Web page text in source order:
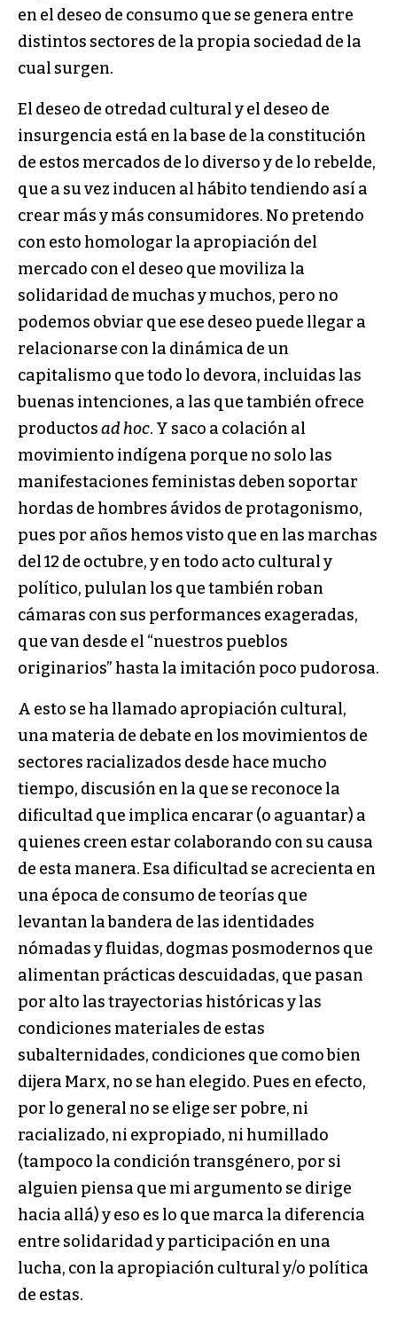
en el deseo de consumo que se genera entre
distintos sectores de la propia sociedad de la
cual surgen.
El deseo de otredad cultural y el deseo de
insurgencia está en la base de la constitución
de estos mercados de lo diverso y de lo rebelde,
que a su vez inducen al hábito tendiendo así a
crear más y más consumidores. No pretendo
con esto homologar la apropiación del
mercado con el deseo que moviliza la
solidaridad de muchas y muchos, pero no
podemos obviar que ese deseo puede llegar a
relacionarse con la dinámica de un
capitalismo que todo lo devora, incluidas las
buenas intenciones, a las que también ofrece
productosad hoc. Y saco a colación al
movimiento indígena porque no solo las
manifestaciones feministas deben soportar
hordas de hombres ávidos de protagonismo,
pues por años hemos visto que en las marchas
del 12 de octubre, y en todo acto cultural y
político, pululan los que también roban
cámaras con sus performances exageradas,
que van desde el “nuestros pueblos
originarios” hasta la imitación poco pudorosa.
A esto se ha llamado apropiación cultural,
una materia de debate en los movimientos de
sectores racializados desde hace mucho
tiempo, discusión en la que se reconoce la
dificultad que implica encarar (o aguantar) a
quienes creen estar colaborando con su causa
de esta manera. Esa dificultad se acrecienta en
una época de consumo de teorías que
levantan la bandera de las identidades
nómadas y fluidas, dogmas posmodernos que
alimentan prácticas descuidadas, que pasan
por alto las trayectorias históricas y las
condiciones materiales de estas
subalternidades, condiciones que como bien
dijera Marx, no se han elegido. Pues en efecto,
por lo general no se elige ser pobre, ni
racializado, ni expropiado, ni humillado
(tampoco la condición transgénero, por si
alguien piensa que mi argumento se dirige
hacia allá) y eso es lo que marca la diferencia
entre solidaridad y participación en una
lucha, con la apropiación cultural y/o política
de estas.